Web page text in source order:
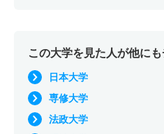
この大学を見た人が他に
日本大学
専修大学
法政大学